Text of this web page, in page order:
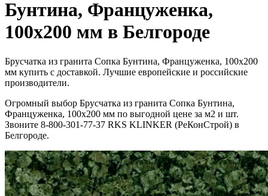
Бунтина, Француженка,
100x200 мм в Белгороде
Брусчатка из гранита Сопка Бунтина, Француженка, 100x200
мм купить с доставкой. Лучшие европейские и российские
производители.
Огромный выбор Брусчатка из гранита Сопка Бунтина,
Француженка, 100x200 мм по выгодной цене за м2 и шт.
Звоните 8-800-301-77-37 RKS KLINKER (РеКонСтрой) в
Белгороде.